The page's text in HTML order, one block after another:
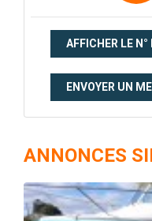
AFFICHER LE
ENVOYER UN
ANNONCES